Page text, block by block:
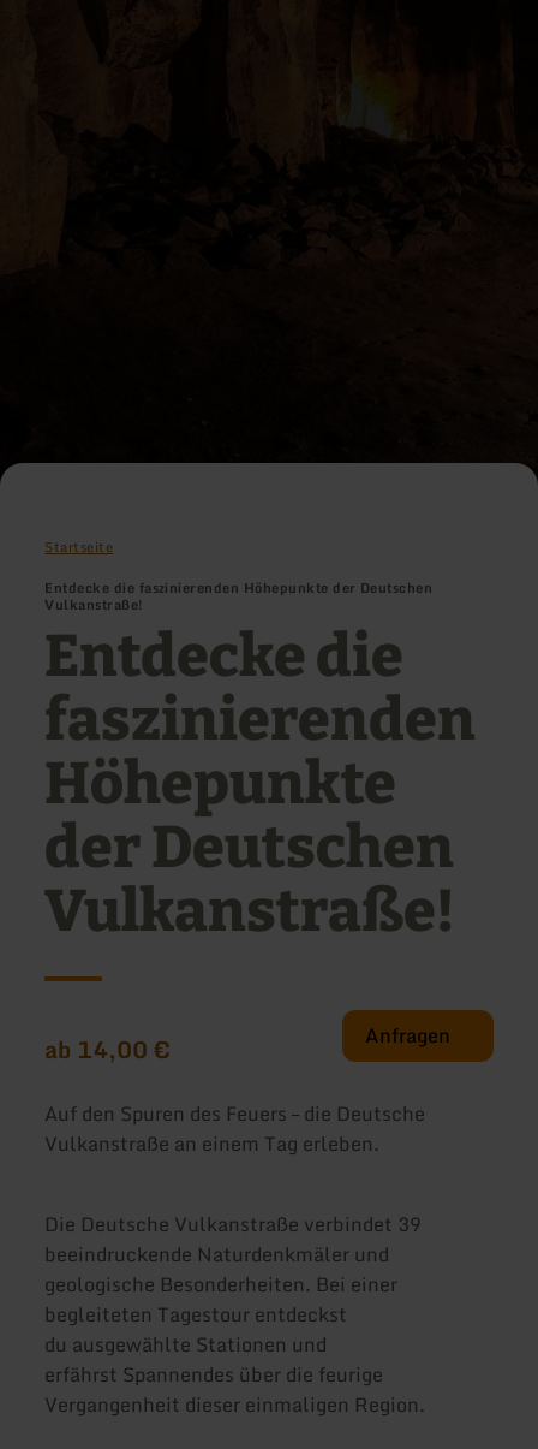
Startseite
Entdecke die faszinierenden Höhepunkte der Deutschen
Vulkanstraße!
Entdecke die
faszinierenden
Höhepunkte
der Deutschen
Vulkanstraße!
ab 14,00 € Anfragen
Auf den Spuren des Feuers – die Deutsche
Vulkanstraße an einem Tag erleben.
Die Deutsche Vulkanstraße verbindet 39
beeindruckende Naturdenkmäler und
geologische Besonderheiten. Bei einer
begleiteten Tagestour entdeckst
du ausgewählte Stationen und
erfährst Spannendes über die feurige
Vergangenheit dieser einmaligen Region.